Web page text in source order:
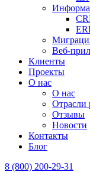
Веб-
Клиенты
Проекты
О нас
О нас
Отрасли
Отзывы
Новости
Контакты
Блог
8 (800) 200-29-31